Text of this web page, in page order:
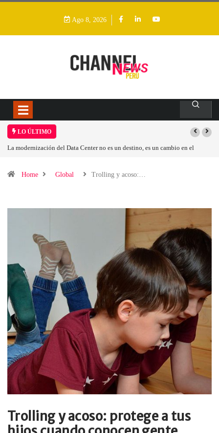
Ago 8, 2026
LO ÚLTIMO
Los ingresos por semiconductores aumentarán más de un 94 % en 2026
Home Global Trolling y acoso:…
Trolling y acoso: protege a tus